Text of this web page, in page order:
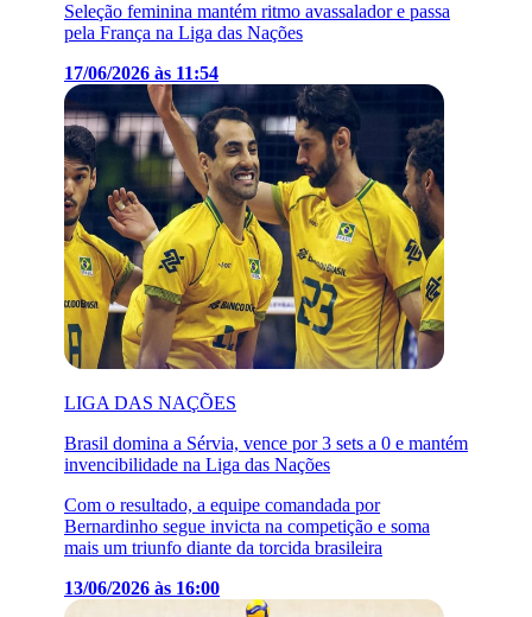
Seleção feminina mantém ritmo avassalador e passa
pela França na Liga das Nações
17/06/2026 às 11:54
LIGA DAS NAÇÕES
Brasil domina a Sérvia, vence por 3 sets a 0 e mantém
invencibilidade na Liga das Nações
Com o resultado, a equipe comandada por
Bernardinho segue invicta na competição e soma
mais um triunfo diante da torcida brasileira
13/06/2026 às 16:00